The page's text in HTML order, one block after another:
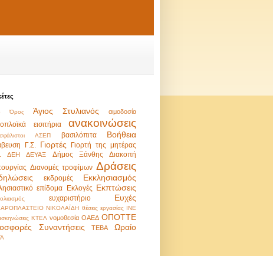
Όρος Άγιος Στυλιανός αιμοδοσία
εισιτήρια ανακοινώσεις
ΑΣΕΠ βασιλόπιτα Βοήθεια
Γ.Σ. Γιορτές
Γιορτή της μητέρας
ΔΕΗ ΔΕΥΑΞ Δήμος Ξάνθης
Διακοπή
Διανομές τροφίμων Δράσεις
εκδρομές Εκκλησιασμός
επίδομα Εκλογές Εκπτώσεις
ευχαριστήριο Ευχές
ΝΙΚΟΛΑΪΔΗ θέσεις εργασίας ΙΝΕ
ΚΤΕΛ νομοθεσία ΟΑΕΔ ΟΠΟΤΤΕ
Συναντήσεις ΤΕΒΑ Ωραίο